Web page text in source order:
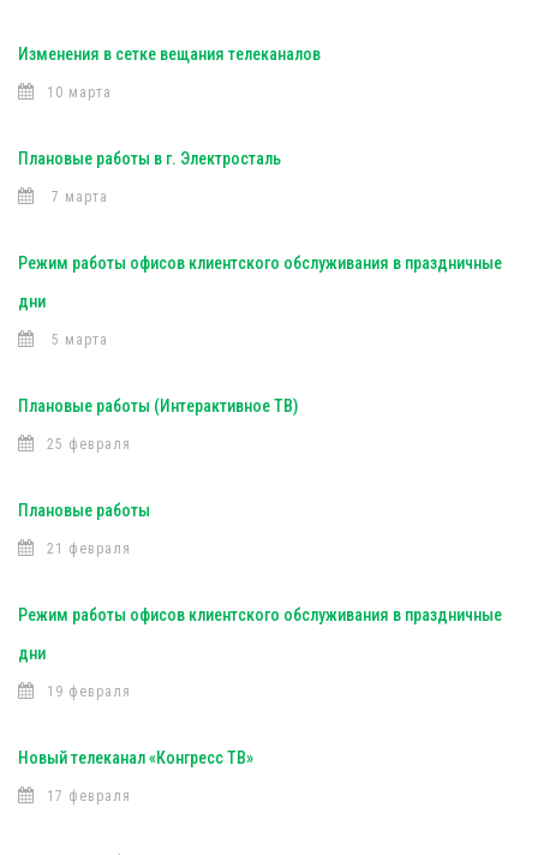
Изменения в сетке вещания телеканалов
10 марта
Плановые работы в г. Электросталь
7 марта
Режим работы офисов клиентского обслуживания в праздничные
дни
5 марта
Плановые работы (Интерактивное ТВ)
25 февраля
Плановые работы
21 февраля
Режим работы офисов клиентского обслуживания в праздничные
дни
19 февраля
Новый телеканал «Конгресс ТВ»
17 февраля